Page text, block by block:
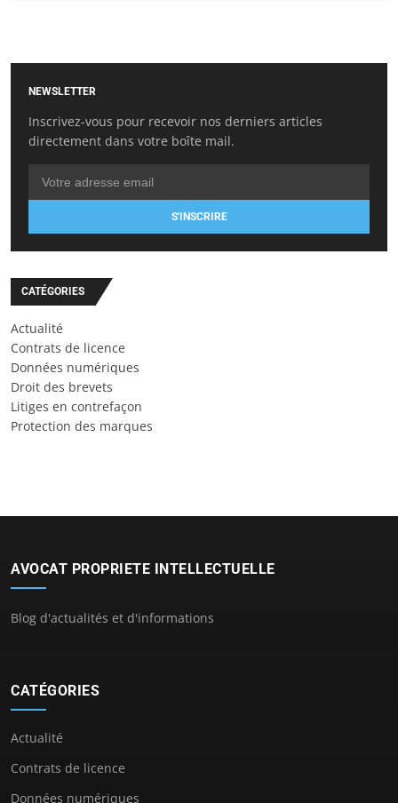
NEWSLETTER
Inscrivez-vous pour recevoir nos derniers articles
directement dans votre boîte mail.
S'INSCRIRE
CATÉGORIES
Actualité
Contrats de licence
Données numériques
Droit des brevets
Litiges en contrefaçon
Protection des marques
AVOCAT PROPRIETE INTELLECTUELLE
Blog d'actualités et d'informations
CATÉGORIES
Actualité
Contrats de licence
Données numériques